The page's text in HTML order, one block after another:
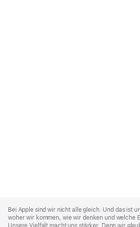
Footer
Bei Apple sind wir nicht alle gleich. Und das ist
woher wir kommen, wie wir denken und welche
Unsere Vielfalt macht uns stärker. Denn wir